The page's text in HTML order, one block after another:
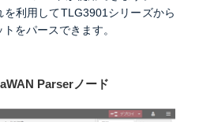
利用してTLG3901シリーズから
をパースできます。
Parserノード